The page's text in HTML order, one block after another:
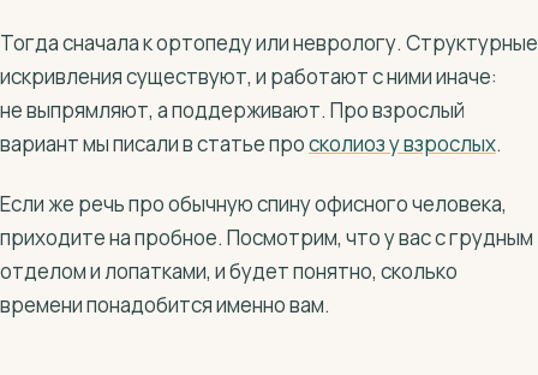
Тогда сначала к ортопеду или неврологу. Структурные
искривления существуют, и работают с ними иначе:
не выпрямляют, а поддерживают. Про взрослый
вариант мы писали в статье просколиоз у взрослых.
Если же речь про обычную спину офисного человека,
приходите на пробное. Посмотрим, что у вас с грудным
отделом и лопатками, и будет понятно, сколько
времени понадобится именно вам.